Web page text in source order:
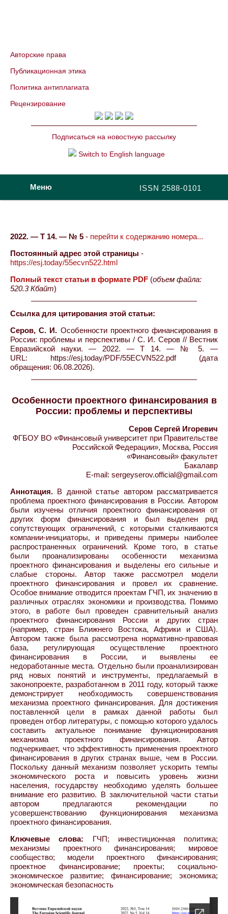
Авторские права
Публикационная этика
Политика антиплагиата
Рецензирование
Подписаться на новостную рассылку
Switch to English language
ISSN 2588-0101
Меню
2022. — Т 14. — № 5 - перейти к содержанию номера...
Постоянный адрес этой страницы -
https://esj.today/55ecvn522.html
Полный текст статьи в формате PDF (объем файла:
520.3 Кбайт)
Ссылка для цитирования этой статьи:
Серов, С. И. Особенности проектного финансирования в
России: проблемы и перспективы / С. И. Серов // Вестник
Евразийской науки. — 2022. — Т 14. — № 5. —
URL: https://esj.today/PDF/55ECVN522.pdf (дата
обращения: 06.08.2026).
Особенности проектного финансирования в
России: проблемы и перспективы
Серов Сергей Игоревич
ФГБОУ ВО «Финансовый университет при Правительстве
Российской Федерации», Москва, Россия
«Финансовый» факультет
Бакалавр
E-mail: sergeyserov.official@gmail.com
Аннотация. В данной статье автором рассматривается
проблема проектного финансирования в России. Автором
были изучены отличия проектного финансирования от
других форм финансирования и был выделен ряд
сопутствующих ограничений, с которыми сталкиваются
компании-инициаторы, и приведены примеры наиболее
распространенных ограничений. Кроме того, в статье
были проанализированы особенности механизма
проектного финансирования и выделены его сильные и
слабые стороны. Автор также рассмотрел модели
проектного финансирования и провел их сравнение.
Особое внимание отводится проектам ГЧП, их значению в
различных отраслях экономики и производства. Помимо
этого, в работе был проведен сравнительный анализ
проектного финансирования России и других стран
(например, стран Ближнего Востока, Африки и США).
Автором также была рассмотрена нормативно-правовая
база, регулирующая осуществление проектного
финансирования в России, и выявлены ее
недоработанные места. Отдельно были проанализирован
ряд новых понятий и инструменты, предлагаемый в
законопроекте, разработанном в 2011 году, который также
демонстрирует необходимость совершенствования
механизма проектного финансирования. Для достижения
поставленной цели в рамках данной работы был
проведен отбор литературы, с помощью которого удалось
составить актуальное понимание функционирования
механизма проектного финансирования. Автор
подчеркивает, что эффективность применения проектного
финансирования в других странах выше, чем в России.
Поскольку данный механизм позволяет ускорить темпы
экономического роста и повысить уровень жизни
населения, государству необходимо уделять большее
внимание его развитию. В заключительной части статьи
автором предлагаются рекомендации по
усовершенствованию функционирования механизма
проектного финансирования.
Ключевые слова: ГЧП; инвестиционная политика;
механизмы проектного финансирования; мировое
сообщество; модели проектного финансирования;
проектное финансирование; проекты; социально-
экономическое развитие; финансирование; экономика;
экономическая безопасность